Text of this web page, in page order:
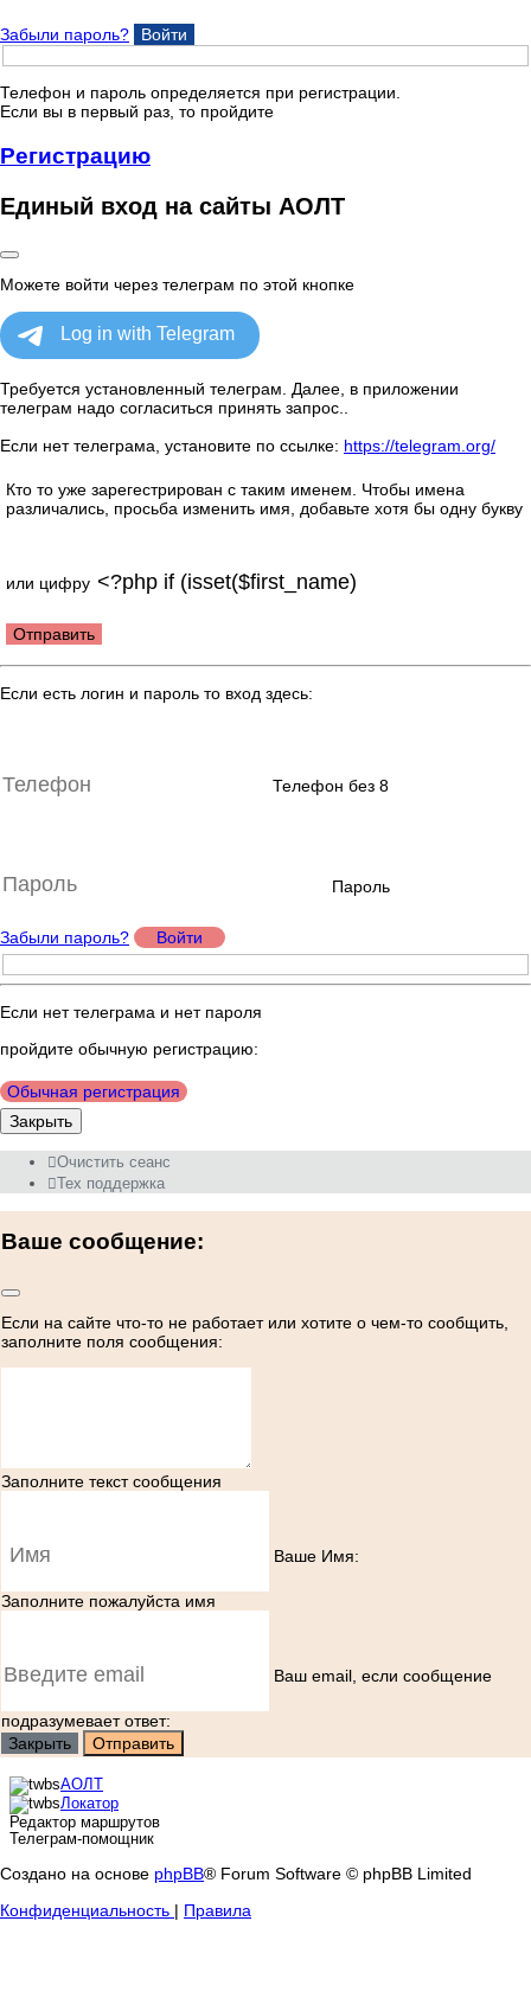
Забыли пароль? Войти
Телефон и пароль определяется при регистрации.
Если вы в первый раз, то пройдите
Регистрацию
Единый вход на сайты АОЛТ
Можете войти через телеграм по этой кнопке
Требуется установленный телеграм. Далее, в приложении
телеграм надо согласиться принять запрос..
Если нет телеграма, установите по ссылке: https://telegram.org/
Кто то уже зарегестрирован с таким именем. Чтобы имена
различались, просьба изменить имя, добавьте хотя бы одну букву
или цифру
Отправить
Если есть логин и пароль то вход здесь:
Телефон без 8
Пароль
Забыли пароль? Войти
Если нет телеграма и нет пароля
пройдите обычную регистрацию:
Обычная регистрация
Закрыть
Очистить сеанс
Тех поддержка
Ваше сообщение:
Если на сайте что-то не работает или хотите о чем-то сообщить,
заполните поля сообщения:
Заполните текст сообщения
Ваше Имя:
Заполните пожалуйста имя
Ваш еmail, если сообщение
подразумевает ответ:
Закрыть
Отправить
АОЛТ
Локатор
Редактор маршрутов
Телеграм-помощник
Создано на основе phpBB® Forum Software © phpBB Limited
Конфиденциальность | Правила